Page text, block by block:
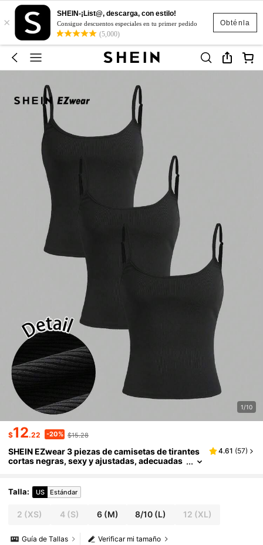
Obténla
×
SHEIN-¡List@, descarga, con estilo!
Consigue descuentos especiales en tu primer pedido
(5,000)
1/10
$12.22 -20% $15.28
SHEIN EZwear 3 piezas de camisetas de tirantes
cortas negras, sexy y ajustadas, adecuadas
4.61 (57)
Talla: US Estándar
2 (XS) 4(S) 6(M) 8/10 (L) 12 (XL)
Verificar mi tamaño
Guía de Tallas